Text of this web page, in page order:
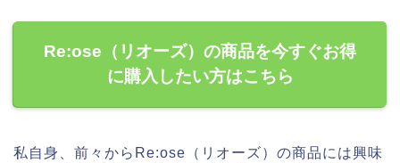
Re:ose（リオーズ）の商品を今すぐお得
に購入したい方はこちら
私自身、前々からRe:ose（リオーズ）の商品には興味